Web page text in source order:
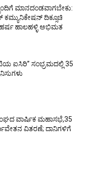
ಮಾನದಂಡವಾಗಬೇಕು:
ಕಮ್ಯುನಿಕೇಷನ್ ದಿಕ್ಸೂಚಿ
ಹರ್ಷ ಹಾಲಹಳ್ಳಿ ಅಭಿಮತ
ಐಸಿರಿ’’ ಸಂಭ್ರಮದಲ್ಲಿ 35
ವಾರ್ಷಿಕ ಮಹಾಸಭೆ,35
ವಿತರಣೆ; ದಾನಿಗಳಿಗೆ